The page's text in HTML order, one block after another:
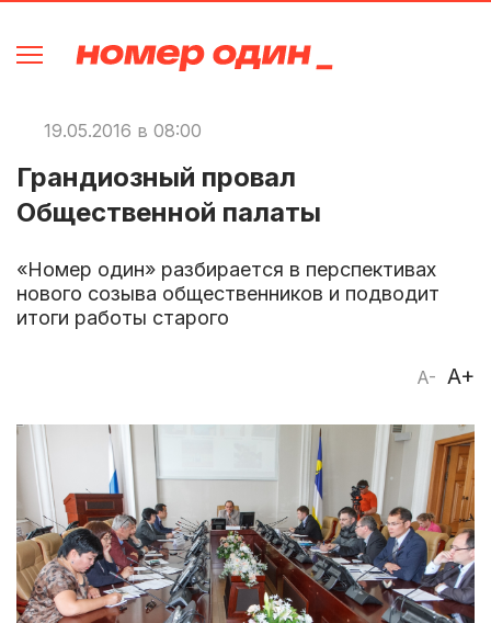
19.05.2016 в 08:00
Грандиозный провал
Общественной палаты
«Номер один» разбирается в перспективах
нового созыва общественников и подводит
итоги работы старого
A- A+